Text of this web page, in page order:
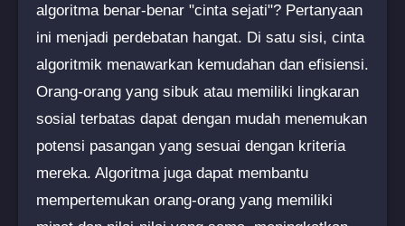
algoritma benar-benar "cinta sejati"? Pertanyaan
ini menjadi perdebatan hangat. Di satu sisi, cinta
algoritmik menawarkan kemudahan dan efisiensi.
Orang-orang yang sibuk atau memiliki lingkaran
sosial terbatas dapat dengan mudah menemukan
potensi pasangan yang sesuai dengan kriteria
mereka. Algoritma juga dapat membantu
mempertemukan orang-orang yang memiliki